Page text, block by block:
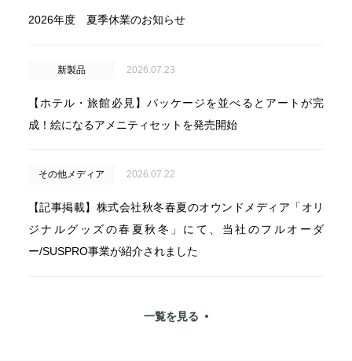
2026年度 夏季休業のお知らせ
新製品 2026.07.23
【ホテル・旅館必見】パッケージを並べるとアートが完
成！絵になるアメニティセットを発売開始
その他メディア 2026.07.22
【記事掲載】株式会社秋冬春夏のオウンドメディア「オリ
ジナルグッズの春夏秋冬」にて、当社のフルオーダ
ー/SUSPRO事業が紹介されました
一覧を見る